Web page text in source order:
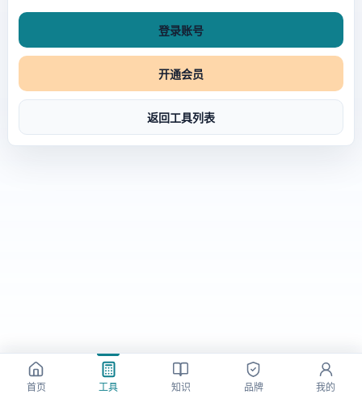
登录账号
开通会员
返回工具列表
首页 工具 知识 品牌 我的